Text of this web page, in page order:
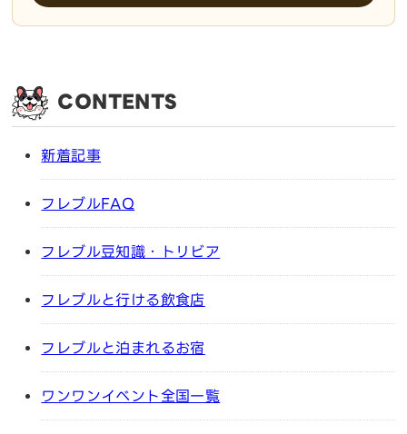
CONTENTS
新着記事
フレブルFAQ
フレブル豆知識・トリビア
フレブルと行ける飲食店
フレブルと泊まれるお宿
ワンワンイベント全国一覧